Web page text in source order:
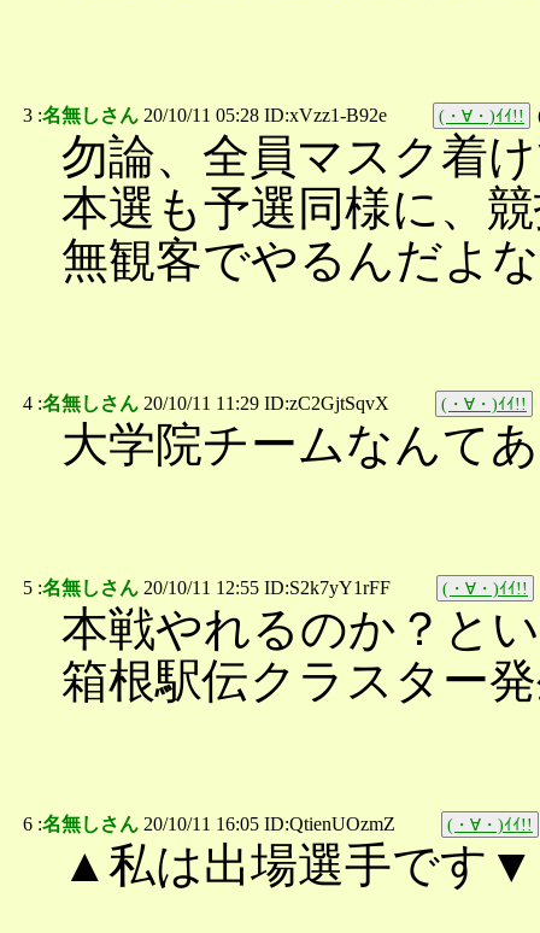
3 :名無しさん 20/10/11 05:28 ID:xVzz1-B92e (・∀・)ｲｲ!!
勿論、全員マスク着
本選も予選同様に、
無観客でやるんだよ
4 :名無しさん 20/10/11 11:29 ID:zC2GjtSqvX (・∀・)ｲｲ!!
大学院チームなんて
5 :名無しさん 20/10/11 12:55 ID:S2k7yY1rFF (・∀・)ｲｲ!!
本戦やれるのか？と
箱根駅伝クラスター
6 :名無しさん 20/10/11 16:05 ID:QtienUOzmZ (・∀・)ｲｲ!!
▲私は出場選手です▼